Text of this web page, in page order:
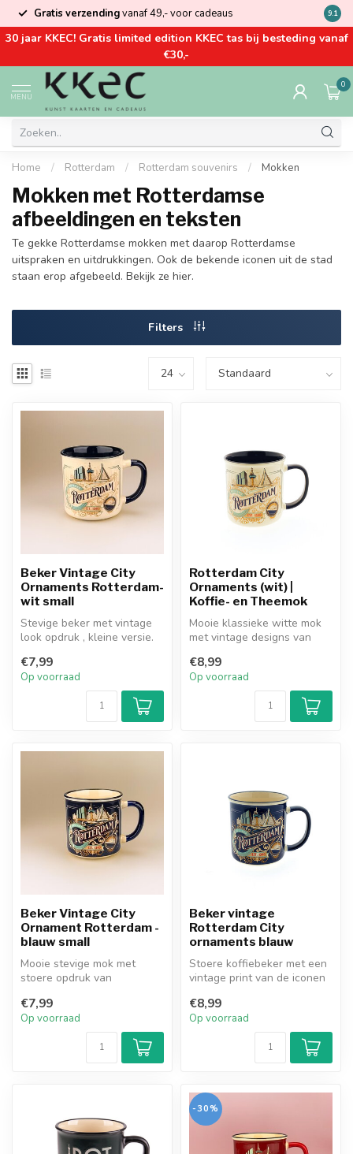
Gratis verzendingvanaf 49,- voor cadeaus Kom
9.1
30 jaar KKEC! Gratis limited edition KKEC tas bij besteding vanaf
€30,-
MENU
0
Home / Rotterdam / Rotterdam souvenirs / Mokken
Mokken met Rotterdamse
afbeeldingen en teksten
Te gekke Rotterdamse mokken met daarop Rotterdamse
uitspraken en uitdrukkingen. Ook de bekende iconen uit de stad
staan erop afgebeeld. Bekijk ze hier.
Filters
Beker Vintage City
Ornaments Rotterdam-
wit small
Stevige beker met vintage
look opdruk , kleine versie.
€7,99
Op voorraad
Rotterdam City
Ornaments (wit) |
Koffie- en Theemok
Mooie klassieke witte mok
met vintage designs van
iconen...
€8,99
Op voorraad
Beker Vintage City
Ornament Rotterdam -
blauw small
Mooie stevige mok met
stoere opdruk van
ook een grotere...
€7,99
Op voorraad
Beker vintage
Rotterdam City
ornaments blauw
Stoere koffiebeker met een
vintage print van de iconen
€8,99
Op voorraad
-30%